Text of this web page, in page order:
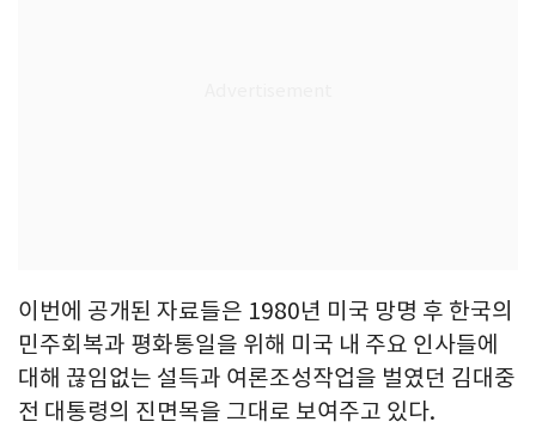
이번에 공개된 자료들은 1980년 미국 망명 후 한국의
민주회복과 평화통일을 위해 미국 내 주요 인사들에
대해 끊임없는 설득과 여론조성작업을 벌였던 김대중
전 대통령의 진면목을 그대로 보여주고 있다.